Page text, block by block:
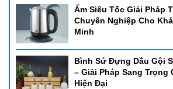
Ấm Siêu Tốc Giải Pháp
Chuyên Nghiệp Cho
Minh
Bình Sứ Đựng Dầu Gội
– Giải Pháp Sang Trọng
Hiện Đại